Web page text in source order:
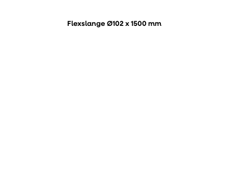
Flexslange Ø102 x 1500 mm